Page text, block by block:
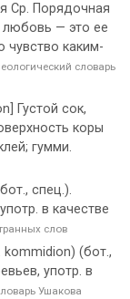
Ср. Порядочная
— это ее
чувство каким-
словарь
Густой сок,
коры
гумми.
спец.).
в качестве
слов
kommidion) (бот.,
употр. в
Ушакова